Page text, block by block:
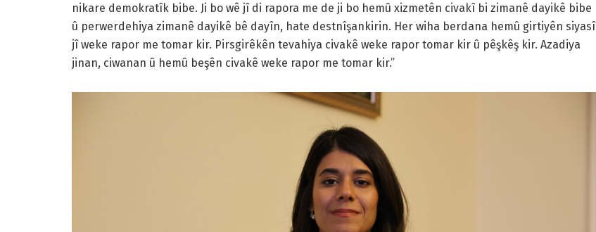
nikare demokratîk bibe. Ji bo wê jî di rapora me de ji bo hemû xizmetên civakî bi zimanê dayikê bibe
û perwerdehiya zimanê dayikê bê dayîn, hate destnîşankirin. Her wiha berdana hemû girtiyên siyasî
jî weke rapor me tomar kir. Pirsgirêkên tevahiya civakê weke rapor tomar kir û pêşkêş kir. Azadiya
jinan, ciwanan û hemû beşên civakê weke rapor me tomar kir.”